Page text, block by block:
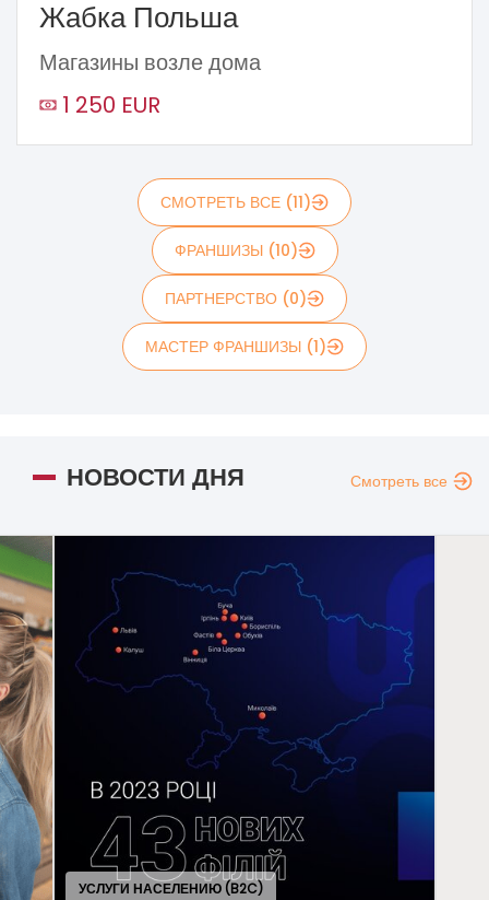
Жабка Польша
Магазины возле дома
1 250 EUR
СМОТРЕТЬ ВСЕ (11)
ФРАНШИЗЫ (10)
ПАРТНЕРСТВО (0)
МАСТЕР ФРАНШИЗЫ (1)
НОВОСТИ ДНЯ Смотреть все
УСЛУГИ НАСЕЛЕНИЮ (B2C)